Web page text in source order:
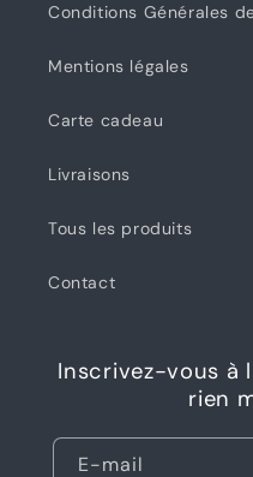
Conditions Générales
Mentions légales
Carte cadeau
Livraisons
Tous les produits
Contact
Inscrivez-vous à
rien
E-mail